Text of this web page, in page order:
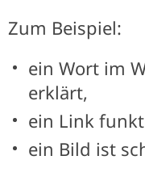
Zum Beispiel:
ein Wort im
erklärt,
ein Link
ein Bild ist